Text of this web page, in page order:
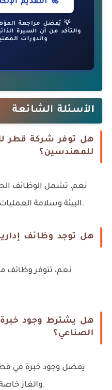
🚀 التقديم
💡 يُفضل مراجعة
والتأكد من أن السيرة
والدورات
الأسئلة الشائعة
هل توفر شركة قطر
للمهندسين؟
نعم، تشمل الوظائف
البيئة وسلامة العمليات والأمن السيبراني الصناعي.
هل توجد وظائف
نعم، تتوفر وظائف
هل يشترط وجود
الصناعي؟
يفضل وجود خبرة في
والغاز خاصة للوظائف الفنية والهندسية.